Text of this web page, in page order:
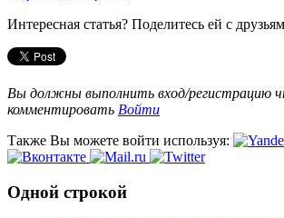
Интересная статья? Поделитесь ей с
Вы должны выполнить вход/регистрацию
комментировать Войти
Также Вы можете войти используя:
Одной строкой